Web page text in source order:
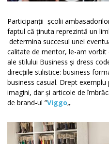
Participanții școlii
faptul că ținuta reprezintă un
determina succesul unei
calitate de mentor, le-am vorbit
ale stilului Business și dress
direcțiile stilistice: business
business casual. Drept
imagini, dar și articole de
de brand-ul ”Viggo„.